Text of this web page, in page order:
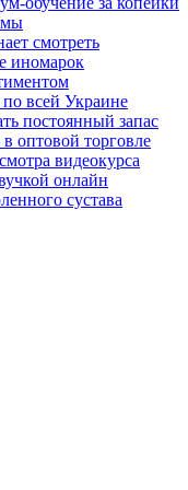
смотреть
иномарок
всей Украине
постоянный запас
оптовой торговле
видеокурса
онлайн
сустава